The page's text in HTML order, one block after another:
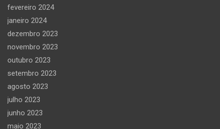
fevereiro 2024
janeiro 2024
dezembro 2023
novembro 2023
outubro 2023
setembro 2023
agosto 2023
julho 2023
junho 2023
maio 2023